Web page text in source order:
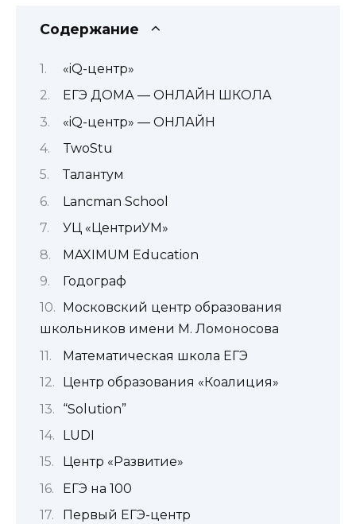
Содержание
«iQ-центр»
ЕГЭ ДОМА — ОНЛАЙН ШКОЛА
«iQ-центр» — ОНЛАЙН
TwoStu
Талантум
Lancman School
УЦ «ЦентриУМ»
MAXIMUM Education
Годограф
Московский центр образования
школьников имени М. Ломоносова
Математическая школа ЕГЭ
Центр образования «Коалиция»
“Solution”
LUDI
Центр «Развитие»
ЕГЭ на 100
Первый ЕГЭ-центр